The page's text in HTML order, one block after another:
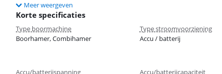
Meer weergeven
Korte specificaties
Type boormachine
Boorhamer, Combihamer
Type stroomvoorziening
Accu / batterij
Accu/batterijspanning
Accu/batterijcapaciteit